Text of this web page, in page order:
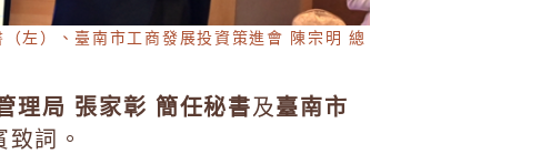
左）、臺南市工商發展投資策進會 陳宗明 總
理局 張家彰 簡任秘書及臺南市
詞。